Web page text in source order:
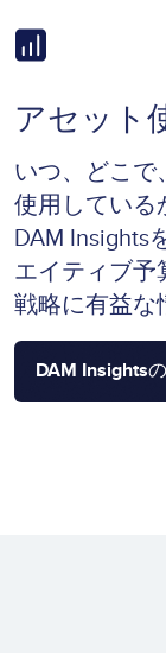
Image
アセット
いつ、どこで
使用している
DAM Insights
エイティブ予
戦略に有益な
DAM Insights